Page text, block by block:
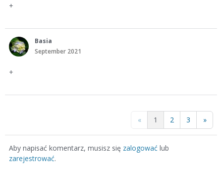
+
Basia
September 2021
+
« 1 2 3 »
Aby napisać komentarz, musisz się zalogować lub
zarejestrować.